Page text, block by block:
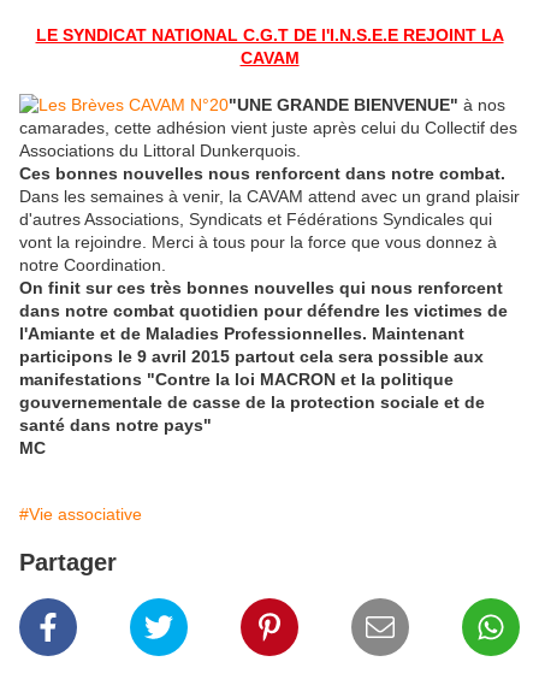
LE SYNDICAT NATIONAL C.G.T DE l'I.N.S.E.E REJOINT LA
CAVAM
"UNE GRANDE BIENVENUE" à nos
camarades, cette adhésion vient juste après celui du Collectif des
Associations du Littoral Dunkerquois.
Ces bonnes nouvelles nous renforcent dans notre combat.
Dans les semaines à venir, la CAVAM attend avec un grand plaisir
d'autres Associations, Syndicats et Fédérations Syndicales qui
vont la rejoindre. Merci à tous pour la force que vous donnez à
notre Coordination.
On finit sur ces très bonnes nouvelles qui nous renforcent
dans notre combat quotidien pour défendre les victimes de
l'Amiante et de Maladies Professionnelles. Maintenant
participons le 9 avril 2015 partout cela sera possible aux
manifestations "Contre la loi MACRON et la politique
gouvernementale de casse de la protection sociale et de
santé dans notre pays"
MC
#Vie associative
Partager